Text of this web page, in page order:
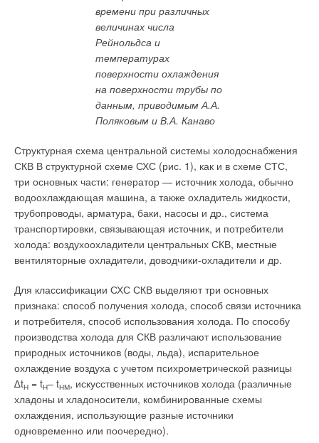
времени при различных
величинах числа
Рейнольдса и
температурах
поверхности охлаждения
на поверхности трубы по
данным, приводимым А.А.
Поляковым и В.А. Канаво
Структурная схема центральной системы холодоснабжения
СКВ В структурной схеме СХС (рис. 1), как и в схеме СТС,
три основных части: генератор — источник холода, обычно
водоохлаждающая машина, а также охладитель жидкости,
трубопроводы, арматура, баки, насосы и др., система
транспортировки, связывающая источник, и потребители
холода: воздухоохладители центральных СКВ, местные
вентиляторные охладители, доводчики-охладители и др.
Для классификации СХС СКВ выделяют три основных
признака: способ получения холода, способ связи источника
и потребителя, способ использования холода. По способу
производства холода для СКВ различают использование
природных источников (воды, льда), испарительное
охлаждение воздуха с учетом психрометрической разницы
∆tН = tН– tНМ, искусственных источников холода (различные
хладоны и хладоносители, комбинированные схемы
охлаждения, использующие разные источники
одновременно или поочередно).
Теплогенераторы на основе солнечных батарей
К уже традиционным можно отнести теплогенераторы на
основе солнечных батарей. Такие установки широко
применяются в южных регионах, где интенсивность и
продолжительность солнечного излучения значительные.
батарей возможно покрывать значительную часть (до 60%)
расхода энергии на нагрев воды для ГВС или на
поддержание системы отопления. «Будерус» производит
солнечные коллекторы серии Logasol на своем заводе в г.
Ветринген (Германия).
Читайте по теме:
→
История создания настенных газовых котлов. Создание
первых проточных газовых нагревателей и котлов
ЖУРНАЛ СОК СЕНТЯБРЬ 2020
→
Новинка 2020: современный настенный котел Buderus
Logamax Plus GB122i
→
Обзор газового конденсационного котла Buderus Logano
plus KB372
ЖУРНАЛ СОК ДЕКАБРЬ 2019
Термостат для дистанционного управления
отопительными газовыми котлами Bosch
ЖУРНАЛ СОК АВГУСТ 2019
→
Повышение энергоэффективности систем отопления и
вентиляции: сравнительный анализ проектной